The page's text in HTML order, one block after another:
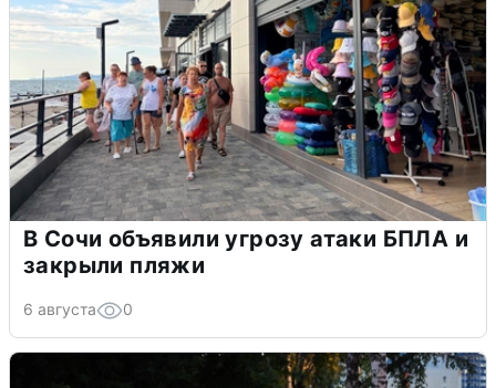
В Сочи объявили угрозу атаки БПЛА и
закрыли пляжи
6 августа 0